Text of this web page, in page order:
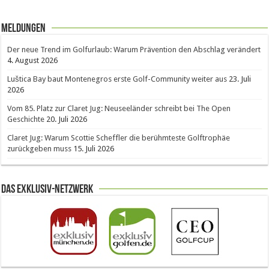
Meldungen
Der neue Trend im Golfurlaub: Warum Prävention den Abschlag verändert
4. August 2026
Luštica Bay baut Montenegros erste Golf-Community weiter aus 23. Juli
2026
Vom 85. Platz zur Claret Jug: Neuseeländer schreibt bei The Open
Geschichte 20. Juli 2026
Claret Jug: Warum Scottie Scheffler die berühmteste Golftrophäe
zurückgeben muss 15. Juli 2026
Das Exklusiv-Netzwerk